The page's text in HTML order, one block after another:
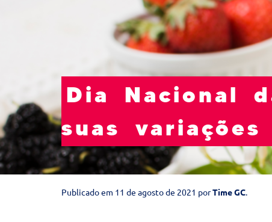
Dia Nacional
suas
Publicado em 11 de agosto de 2021 porTime GC.